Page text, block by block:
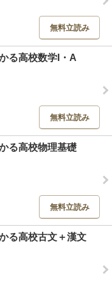
無料立読み
る高校数学I・A
無料立読み
る高校物理基礎
無料立読み
る高校古文＋漢文